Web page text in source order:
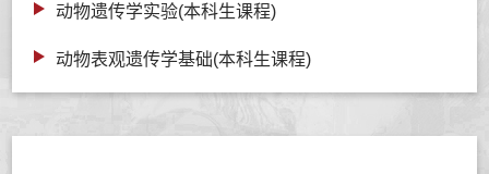
动物遗传学实验(本科生课程)
动物表观遗传学基础(本科生课程)